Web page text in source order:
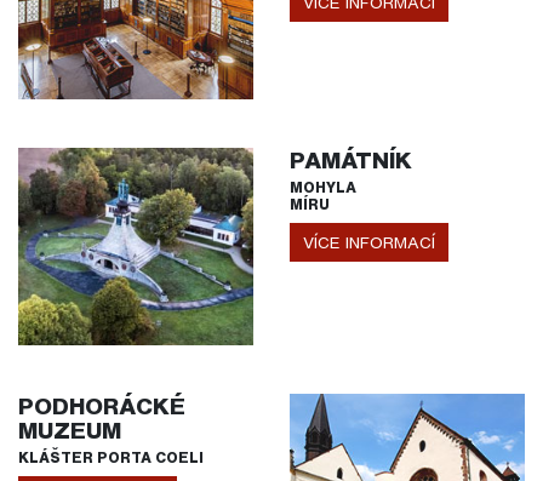
PAMÁTNÍK
MOHYLA
MÍRU
VÍCE INFORMACÍ
PODHORÁCKÉ
MUZEUM
KLÁŠTER PORTA COELI